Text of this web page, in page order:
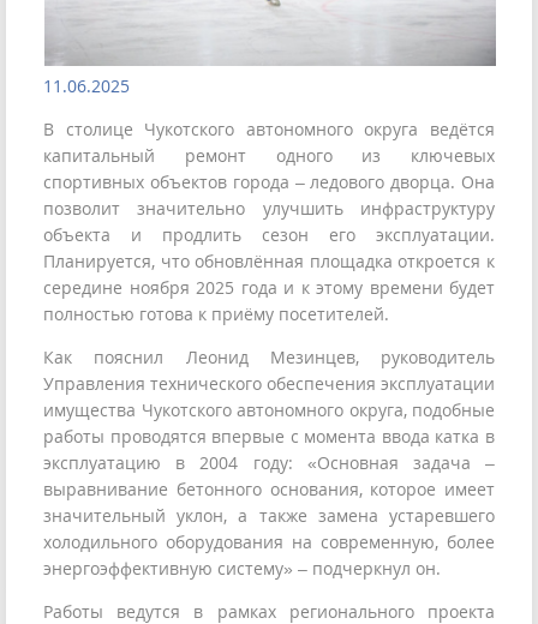
11.06.2025
В столице Чукотского автономного округа ведётся
капитальный ремонт одного из ключевых
спортивных объектов города – ледового дворца. Она
позволит значительно улучшить инфраструктуру
объекта и продлить сезон его эксплуатации.
Планируется, что обновлённая площадка откроется к
середине ноября 2025 года и к этому времени будет
полностью готова к приёму посетителей.
Как пояснил Леонид Мезинцев, руководитель
Управления технического обеспечения эксплуатации
имущества Чукотского автономного округа, подобные
работы проводятся впервые с момента ввода катка в
эксплуатацию в 2004 году: «Основная задача –
выравнивание бетонного основания, которое имеет
значительный уклон, а также замена устаревшего
холодильного оборудования на современную, более
энергоэффективную систему» – подчеркнул он.
Работы ведутся в рамках регионального проекта